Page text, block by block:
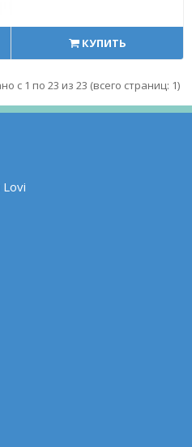
КУПИТЬ
с 1 по 23 из 23 (всего страниц: 1)